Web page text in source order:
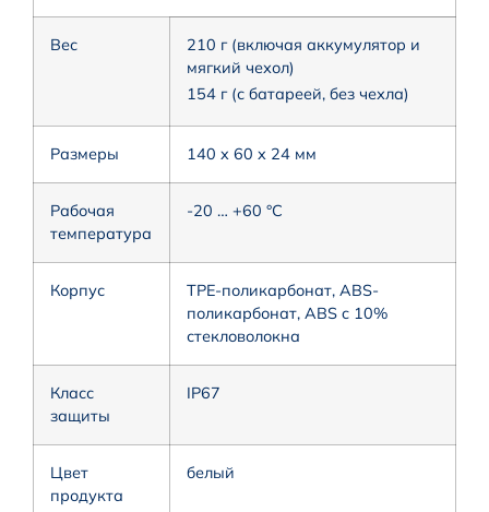
Вес
210 г (включая аккумулятор и
мягкий чехол)
154 г (с батареей, без чехла)
Размеры 140 x 60 x 24 мм
Рабочая
температура
-20 … +60 °C
Корпус
TPE-поликарбонат, ABS-
поликарбонат, ABS c 10%
стекловолокна
Класс
защиты
IP67
Цвет
продукта
белый